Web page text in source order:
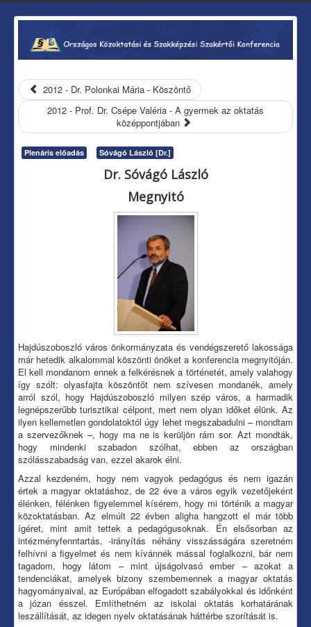
2012 - Dr. Polonkai Mária - Köszöntő
2012 - Prof. Dr. Csépe Valéria - A gyermek az oktatás
középpontjában
Plenáris előadás Sóvágó László [Dr.]
Dr. Sóvágó László
Megnyitó
Hajdúszoboszló város önkormányzata és vendégszerető lakossága
már hetedik alkalommal köszönti önöket a konferencia megnyitóján.
El kell mondanom ennek a felkérésnek a történetét, amely valahogy
így szólt: olyasfajta köszöntőt nem szívesen mondanék, amely
arról szól, hogy Hajdúszoboszló milyen szép város, a harmadik
legnépszerűbb turisztikai célpont, mert nem olyan időket élünk. Az
ilyen kellemetlen gondolatoktól úgy lehet megszabadulni – mondtam
a szervezőknek –, hogy ma ne is kerüljön rám sor. Azt mondták,
hogy mindenki szabadon szólhat, ebben az országban
szólásszabadság van, ezzel akarok élni.
Azzal kezdeném, hogy nem vagyok pedagógus és nem igazán
értek a magyar oktatáshoz, de 22 éve a város egyik vezetőjeként
élénken, félénken figyelemmel kísérem, hogy mi történik a magyar
közoktatásban. Az elmúlt 22 évben aligha hangzott el már több
ígéret, mint amit tettek a pedagógusoknak. Én elsősorban az
intézményfenntartás, -irányítás néhány visszásságára szeretném
felhívni a figyelmet és nem kívánnék mással foglalkozni, bár nem
tagadom, hogy látom – mint újságolvasó ember – azokat a
tendenciákat, amelyek bizony szembemennek a magyar oktatás
hagyományaival, az Európában elfogadott szabályokkal és időnként
a józan ésszel. Említhetném az iskolai oktatás korhatárának
leszállítását, az idegen nyelv oktatásának háttérbe szorítását is.